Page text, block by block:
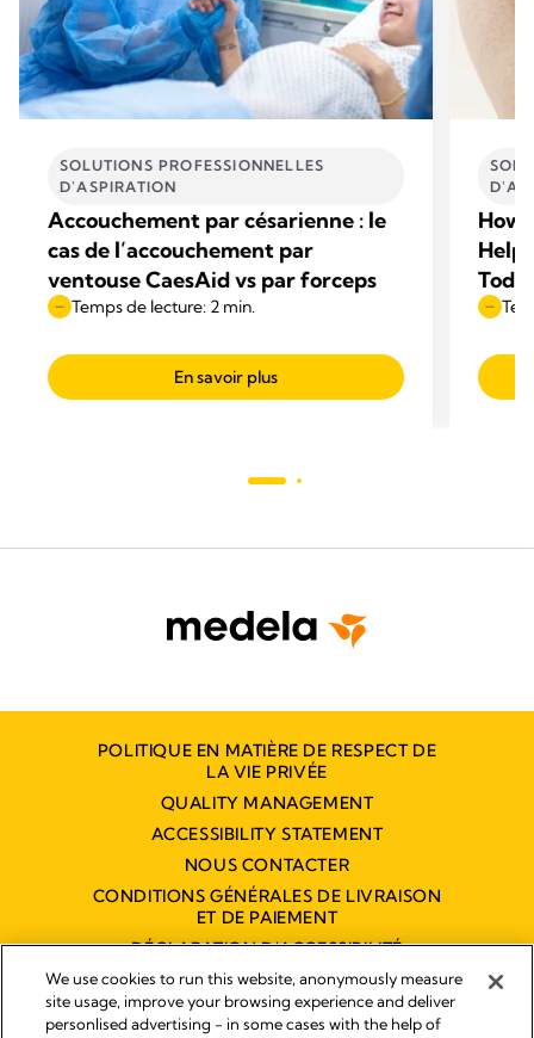
SOLUTIONS PROFESSIONNELLES
D'ASPIRATION
Accouchement par césarienne : le
cas de l’accouchement par
ventouse CaesAid vs par forceps
Temps de lecture: 2 min.
En savoir plus
How
POLITIQUE EN MATIÈRE DE RESPECT DE
LA VIE PRIVÉE
QUALITY MANAGEMENT
ACCESSIBILITY STATEMENT
NOUS CONTACTER
CONDITIONS GÉNÉRALES DE LIVRAISON
ET DE PAIEMENT
DÉCLARATION D'ACCESSIBILITÉ
NUMÉRIQUE
We use cookies to run this website, anonymously measure
site usage, improve your browsing experience and deliver
personlised advertising - in some cases with the help of